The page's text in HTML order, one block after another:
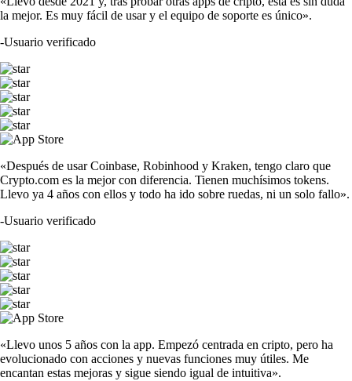
la mejor. Es muy fácil de usar y el equipo de soporte es único».
-Usuario verificado
«Después de usar Coinbase, Robinhood y Kraken, tengo claro que
Crypto.com es la mejor con diferencia. Tienen muchísimos tokens.
Llevo ya 4 años con ellos y todo ha ido sobre ruedas, ni un solo fallo».
-Usuario verificado
«Llevo unos 5 años con la app. Empezó centrada en cripto, pero ha
evolucionado con acciones y nuevas funciones muy útiles. Me
encantan estas mejoras y sigue siendo igual de intuitiva».